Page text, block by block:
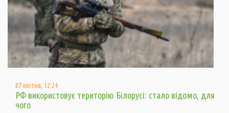
07 квітня, 12:24
РФ використовує територію Білорусі: стало відомо, для
чого